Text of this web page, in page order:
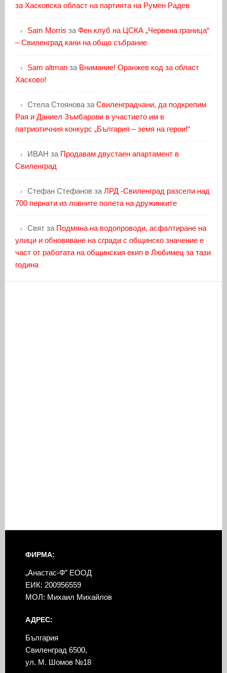
за Хасковска област на партията на Румен Радев
Sam Morris за Фен клуб на ЦСКА „Червена граница“
– Свиленград кани на общо събрание
Sam altmanза Внимание! Оранжев код за област
Хасково!
Стела Стояноваза Свиленградчани, да подкрепим
Рая и Даниел Зъмбарови в участието им в
патриотичния конкурс „България – земя на герои!“
ИВАН за Продавам двустаен апартамент в
Свиленград
Стефан Стефановза ЛРД -Свиленград разсели над
700 пернати из ловните полета на дружинките
Святза Подмяна на водопроводи, асфалтиране на
улици и обновяване на сгради с общинско значение е
част от работата на общинския екип в Любимец за тази
година
ФИРМА:
„Анастас-Ф” ЕООД
ЕИК: 200956559
МОЛ: Михаил Михайлов
АДРЕС:
България
Свиленград 6500,
ул. М. Шомов №18